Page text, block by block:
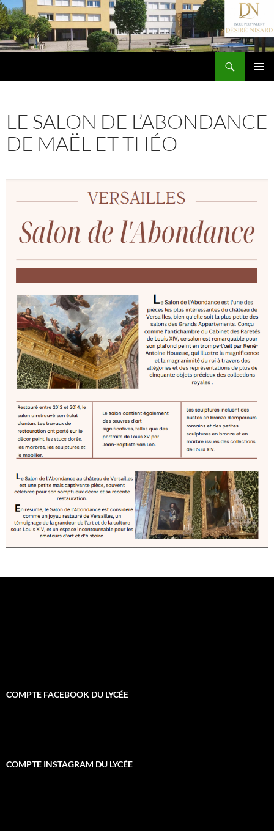
Aller
au
contenu
LE SALON DE L’ABONDANCE
DE MAËL ET THÉO
COMPTE FACEBOOK DU LYCÉE
COMPTE INSTAGRAM DU LYCÉE